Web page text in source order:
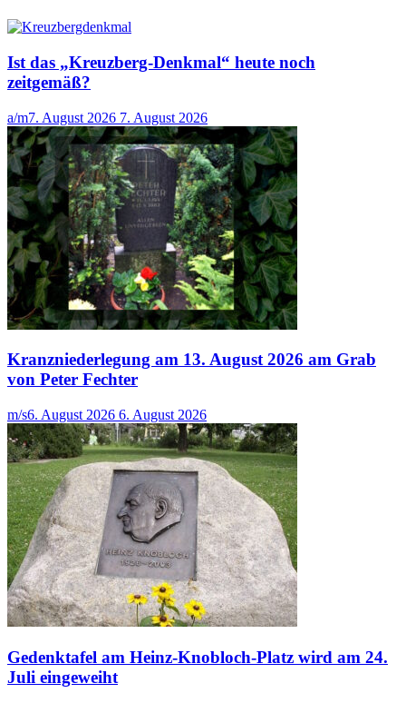
Ist das „Kreuzberg-Denkmal“ heute noch
zeitgemäß?
a/m7. August 2026 7. August 2026
Kranzniederlegung am 13. August 2026 am Grab
von Peter Fechter
m/s6. August 2026 6. August 2026
Gedenktafel am Heinz-Knobloch-Platz wird am 24.
Juli eingeweiht